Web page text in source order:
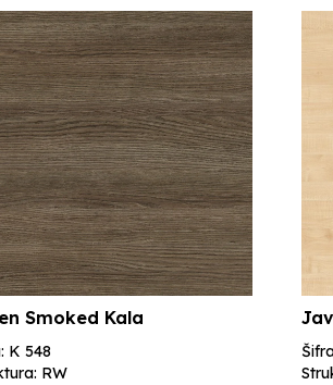
Smoked Kala
K 548
RW